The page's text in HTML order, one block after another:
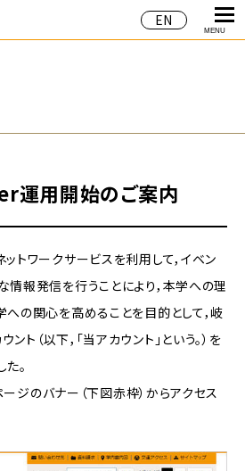
EN
MENU
運用開始のご案内
トワークサービスを利用して，イベン
情報発信を行うことにより，本学への理
への関心を高めることを目的として，岐
（以下，「当アカウント」という。）を
。
ジのバナー（下図赤枠）からアクセス